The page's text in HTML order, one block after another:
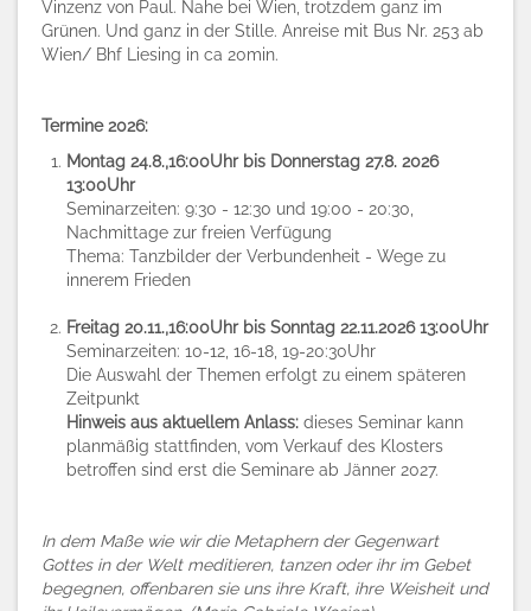
Vinzenz von Paul. Nahe bei Wien, trotzdem ganz im
Grünen. Und ganz in der Stille. Anreise mit Bus Nr. 253 ab
Wien/ Bhf Liesing in ca 20min.
Termine 2026:
Montag 24.8.,16:00Uhr bis Donnerstag 27.8. 2026
13:00Uhr
Seminarzeiten: 9:30 - 12:30 und 19:00 - 20:30,
Nachmittage zur freien Verfügung
Thema: Tanzbilder der Verbundenheit - Wege zu
innerem Frieden
Freitag 20.11.,16:00Uhr bis Sonntag 22.11.2026 13:00Uhr
Seminarzeiten: 10-12, 16-18, 19-20:30Uhr
Die Auswahl der Themen erfolgt zu einem späteren
Zeitpunkt
Hinweis aus aktuellem Anlass: dieses Seminar kann
planmäßig stattfinden, vom Verkauf des Klosters
betroffen sind erst die Seminare ab Jänner 2027.
In dem Maße wie wir die Metaphern derGegenwart
Gottes in der Welt meditieren, tanzen oder ihr im Gebet
begegnen, offenbaren sieuns ihre Kraft, ihre Weisheit und